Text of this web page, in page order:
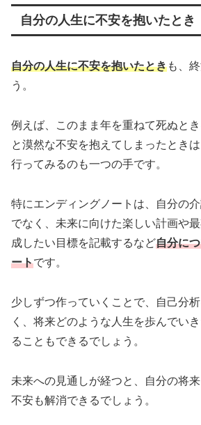
自分の人生に不安を抱いたとき
自分の人生に不安を抱いたときも、
う。
例えば、このまま年を重ねて死ぬと
と漠然な不安を抱えてしまったとき
行ってみるのも一つの手です。
特にエンディングノートは、自分の
でなく、未来に向けた楽しい計画や
成したい目標を記載するなど自分に
ートです。
少しずつ作っていくことで、自己分
く、将来どのような人生を歩んでい
ることもできるでしょう。
未来への見通しが経つと、自分の将
不安も解消できるでしょう。